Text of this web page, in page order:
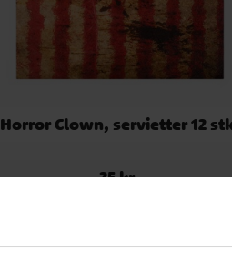
Horror Clown, servietter 12
Pris:25 kr.
25 kr.